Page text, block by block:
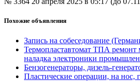
Похожие объявления
Запись на собеседование
Термопластавтомат ТПА ремонт
наладка электроники
Бензогенераторы, дизель-
Пластические операции, на нос,